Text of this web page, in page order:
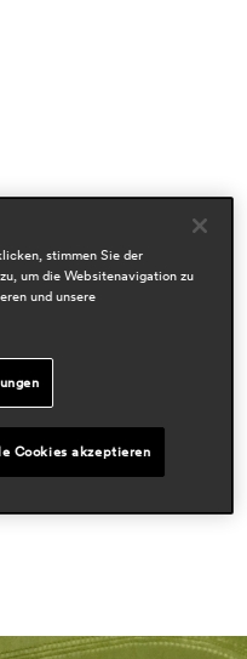
stimmen Sie der
um die Websitenavigation zu
und unsere
Cookies akzeptieren